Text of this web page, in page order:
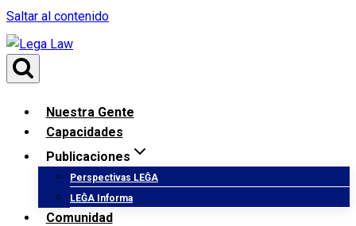
Saltar al contenido
Nuestra Gente
Capacidades
Publicaciones
Perspectivas LEĜA
LEĜA Informa
Comunidad